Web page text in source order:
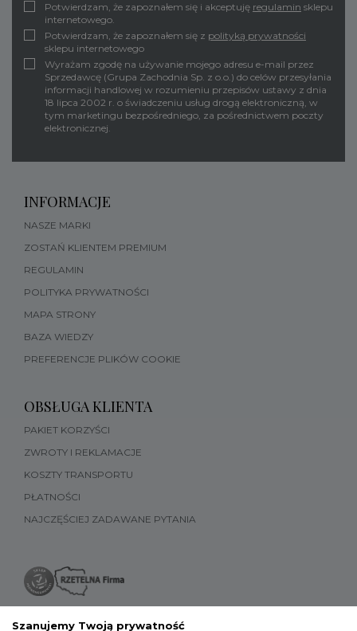
Potwierdzam, że zapoznałem się i akceptuję regulamin sklepu
internetowego.
Potwierdzam, że zapoznałem się z polityką prywatności
sklepu internetowego
Wyrażam zgodę na używanie mojego adresu e-mail przez
Sprzedawcę (Grupa Zachodnia Sp. z o.o.) do celów przesyłania
informacji handlowej w rozumieniu przepisów ustawy z dnia
18 lipca 2002 r. o świadczeniu usług drogą elektroniczną, w
tym marketingu bezpośredniego, za pośrednictwem poczty
elektronicznej.
INFORMACJE
NASZE MARKI
ZOSTAŃ KLIENTEM PREMIUM
REGULAMIN
POLITYKA PRYWATNOŚCI
MAPA STRONY
BAZA WIEDZY
PREFERENCJE PLIKÓW COOKIE
OBSŁUGA KLIENTA
PAKIET KORZYŚCI
ZWROTY I REKLAMACJE
KOSZTY TRANSPORTU
PŁATNOŚCI
NAJCZĘŚCIEJ ZADAWANE PYTANIA
Szanujemy Twoją prywatność